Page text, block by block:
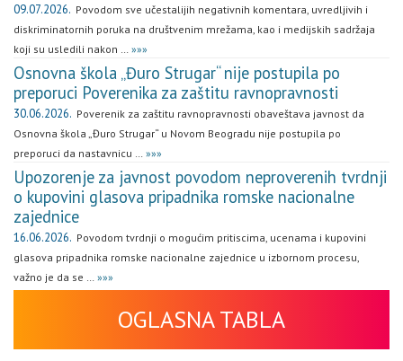
09.07.2026. Povodom sve učestalijih negativnih komentara, uvredljivih i
diskriminatornih poruka na društvenim mrežama, kao i medijskih sadržaja
koji su usledili nakon … »»»
Osnovna škola „Đuro Strugar“ nije postupila po
preporuci Poverenika za zaštitu ravnopravnosti
30.06.2026. Poverenik za zaštitu ravnopravnosti obaveštava javnost da
Osnovna škola „Đuro Strugar“ u Novom Beogradu nije postupila po
preporuci da nastavnicu … »»»
Upozorenje za javnost povodom neproverenih tvrdnji
o kupovini glasova pripadnika romske nacionalne
zajednice
16.06.2026. Povodom tvrdnji o mogućim pritiscima, ucenama i kupovini
glasova pripadnika romske nacionalne zajednice u izbornom procesu,
važno je da se … »»»
OGLASNA TABLA